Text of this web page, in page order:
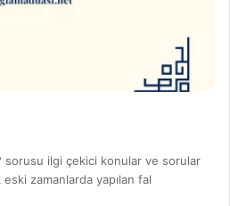
sorusu ilgi çekici konular ve sorular
zamanlarda yapılan fal